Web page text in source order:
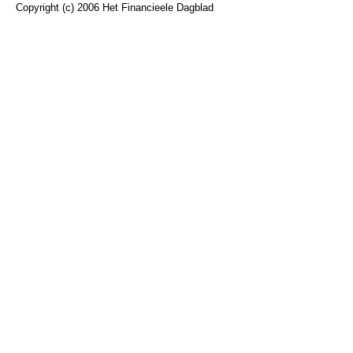
Copyright (c) 2006 Het Financieele Dagblad